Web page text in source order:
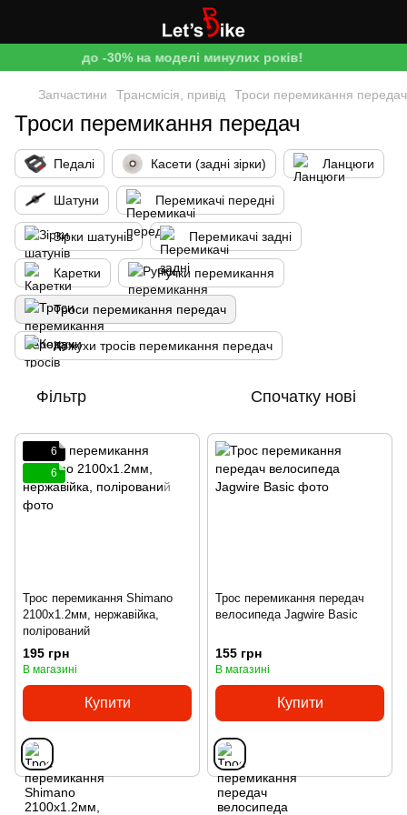
до -30% на моделі минулих років!
Запчастини Трансмісія, привід Троси перемикання передач
Троси перемикання передач
Педалі Касети (задні зірки) Ланцюги
Шатуни Перемикачі передні
Зірки шатунів Перемикачі задні
Каретки Ручки перемикання
Троси перемикання передач
Кожухи тросів перемикання передач
Фільтр Спочатку нові
6
6
Трос перемикання Shimano
2100x1.2мм, нержавійка,
полірований
195 грн
В магазині
Купити
Трос перемикання передач
велосипеда Jagwire Basic
155 грн
В магазині
Купити